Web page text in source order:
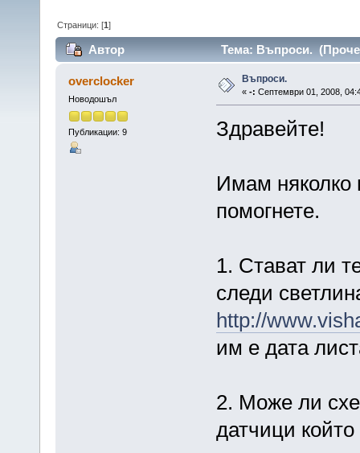
Страници: [1]
Автор Тема: Въпроси.
overclocker
Новодошъл
Публикации: 9
Въпроси.
« -: Септември 01, 2008,
Здравейте!
Имам няколко
помогнете.
1. Стават ли
следи
http://
им е дата
2. Може ли
датчици който